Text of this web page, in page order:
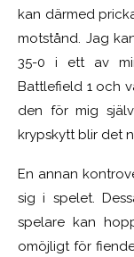
kan därmed
motstånd. Jag
35-0 i ett av
Battlefield 1 och
den för mig
krypskytt blir det
En annan
sig i spelet.
spelare kan
omöjligt för